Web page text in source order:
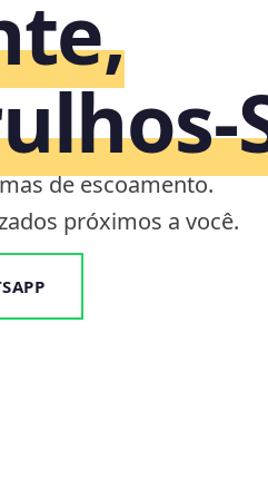
de escoamento.
próximos a você.